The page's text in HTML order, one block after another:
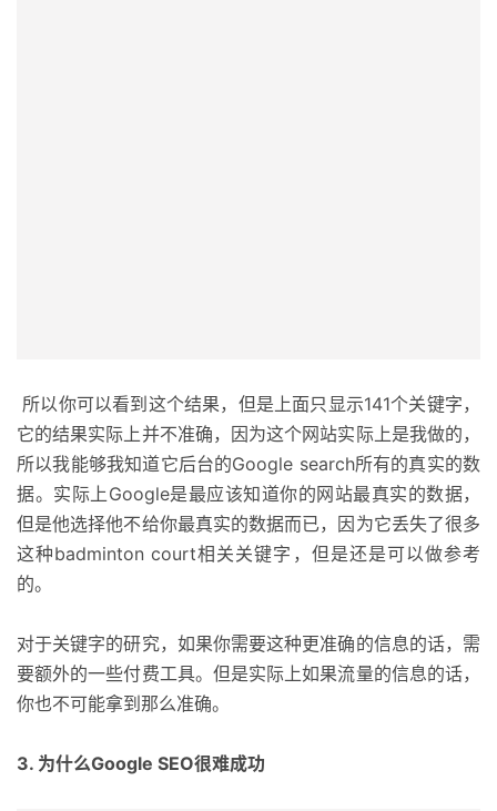
所以你可以看到这个结果，但是上面只显示141个关键字，
它的结果实际上并不准确，因为这个网站实际上是我做的，
所以我能够我知道它后台的Google search所有的真实的数
据。实际上Google是最应该知道你的网站最真实的数据，
但是他选择他不给你最真实的数据而已，因为它丢失了很多
这种badminton court相关关键字，但是还是可以做参考
的。
对于关键字的研究，如果你需要这种更准确的信息的话，需
要额外的一些付费工具。但是实际上如果流量的信息的话，
你也不可能拿到那么准确。
3. 为什么Google SEO很难成功